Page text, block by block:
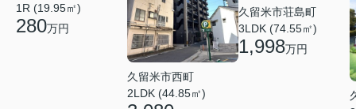
1R (19.95㎡)
280万円
久留米市西町
2LDK (44.85㎡)
久留米市荘島町
3LDK (74.55㎡)
1,998万円